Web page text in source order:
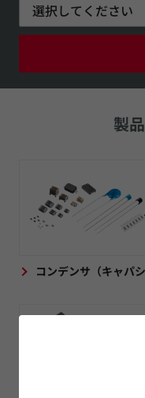
選択してください
製
コンデンサ（キャパシ